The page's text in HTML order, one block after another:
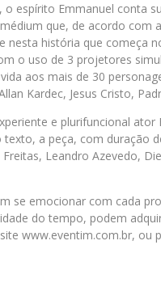
o espírito Emmanuel conta
que, de acordo com
nesta história que começa
o uso de 3 projetores
aos mais de 30
Kardec, Jesus Cristo,
e plurifuncional
a peça, com duração
Leandro Azevedo,
se emocionar com cada
do tempo, podem
www.eventim.com.br, ou